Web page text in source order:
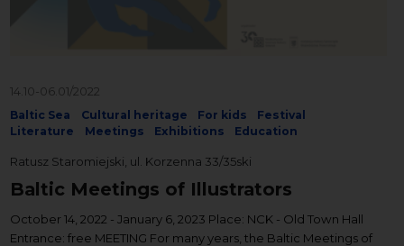
14.10-06.01/2022
Baltic Sea Cultural heritage For kids
Festival
Literature
Meetings Exhibitions Education
Ratusz Staromiejski, ul. Korzenna 33/35ski
Baltic Meetings of Illustrators
October 14, 2022 - January 6, 2023 Place: NCK - Old Town Hall
Entrance: free MEETING For many years, the Baltic Meetings of